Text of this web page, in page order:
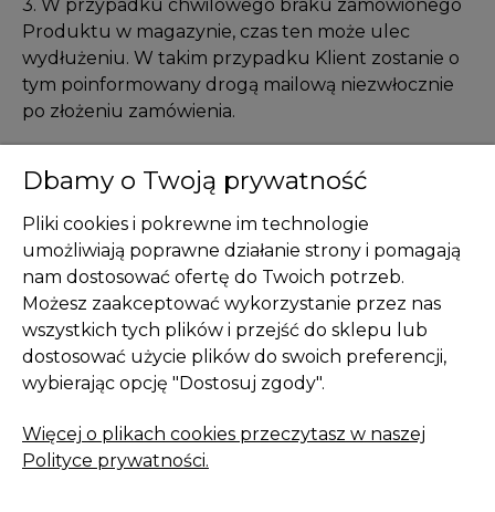
3. W przypadku chwilowego braku zamówionego
Produktu w magazynie, czas ten może ulec
wydłużeniu. W takim przypadku Klient zostanie o
tym poinformowany drogą mailową niezwłocznie
po złożeniu zamówienia.
Pomoc
Moje konto
Płatności i dostawa
Informacje
O nas
Dbamy o Twoją prywatność
Pliki cookies i pokrewne im technologie
umożliwiają poprawne działanie strony i pomagają
nam dostosować ofertę do Twoich potrzeb.
Możesz zaakceptować wykorzystanie przez nas
wszystkich tych plików i przejść do sklepu lub
dostosować użycie plików do swoich preferencji,
wybierając opcję "Dostosuj zgody".
Więcej o plikach cookies przeczytasz w naszej
Polityce prywatności.